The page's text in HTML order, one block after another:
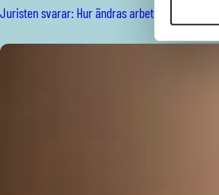
Juristen svarar: Hur ändras arbetsavtalslagen?